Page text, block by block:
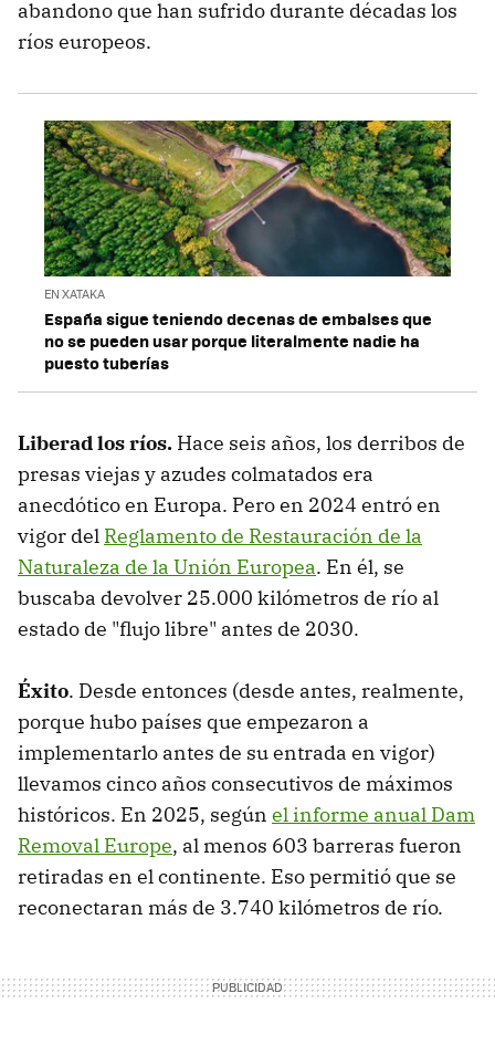
abandono que han sufrido durante décadas los
ríos europeos.
EN XATAKA
España sigue teniendo decenas de embalses que
no se pueden usar porque literalmente nadie ha
puesto tuberías
Liberad los ríos. Hace seis años, los derribos de
presas viejas y azudes colmatados era
anecdótico en Europa. Pero en 2024 entró en
vigor del Reglamento de Restauración de la
Naturaleza de la Unión Europea. En él, se
buscaba devolver 25.000 kilómetros de río al
estado de "flujo libre" antes de 2030.
Éxito. Desde entonces (desde antes, realmente,
porque hubo países que empezaron a
implementarlo antes de su entrada en vigor)
llevamos cinco años consecutivos de máximos
históricos. En 2025, según el informe anual Dam
Removal Europe, al menos 603 barreras fueron
retiradas en el continente. Eso permitió que se
reconectaran más de 3.740 kilómetros de río.